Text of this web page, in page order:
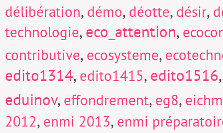
délibération, démo, déotte, désir,
technologie,eco_attention,
contributive, ecosysteme,
edito1314, edito1415,edito1516
eduinov, effondrement, eg8,
2012, enmi 2013, enmi